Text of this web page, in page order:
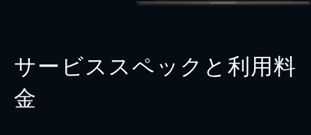
サービススペックと利用料
金